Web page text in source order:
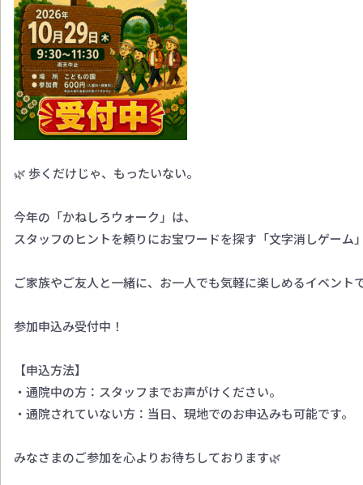
🌿 歩くだけじゃ、もったいない。
今年の「かねしろウォーク」は、
スタッフのヒントを頼りにお宝ワードを探す「文字消しゲーム
ご家族やご友人と一緒に、お一人でも気軽に楽しめるイベント
参加申込み受付中！
【申込方法】
・通院中の方：スタッフまでお声がけください。
・通院されていない方：当日、現地でのお申込みも可能です。
みなさまのご参加を心よりお待ちしております🌿